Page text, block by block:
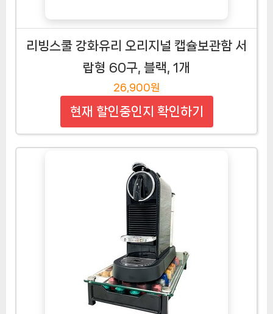
리빙스쿨 강화유리 오리지널 캡슐보관함 서
랍형 60구, 블랙, 1개
26,900원
현재 할인중인지 확인하기